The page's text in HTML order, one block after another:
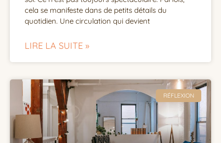
cela se manifeste dans de petits détails du
quotidien. Une circulation qui devient
LIRE LA SUITE »
RÉFLEXION